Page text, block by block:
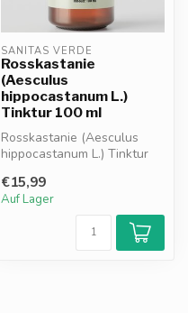
SANITAS VERDE
Rosskastanie
(Aesculus
hippocastanum L.)
Tinktur 100 ml
Rosskastanie (Aesculus
hippocastanum L.) Tinktur
Blutzirkulation...
€15,99
Auf Lager